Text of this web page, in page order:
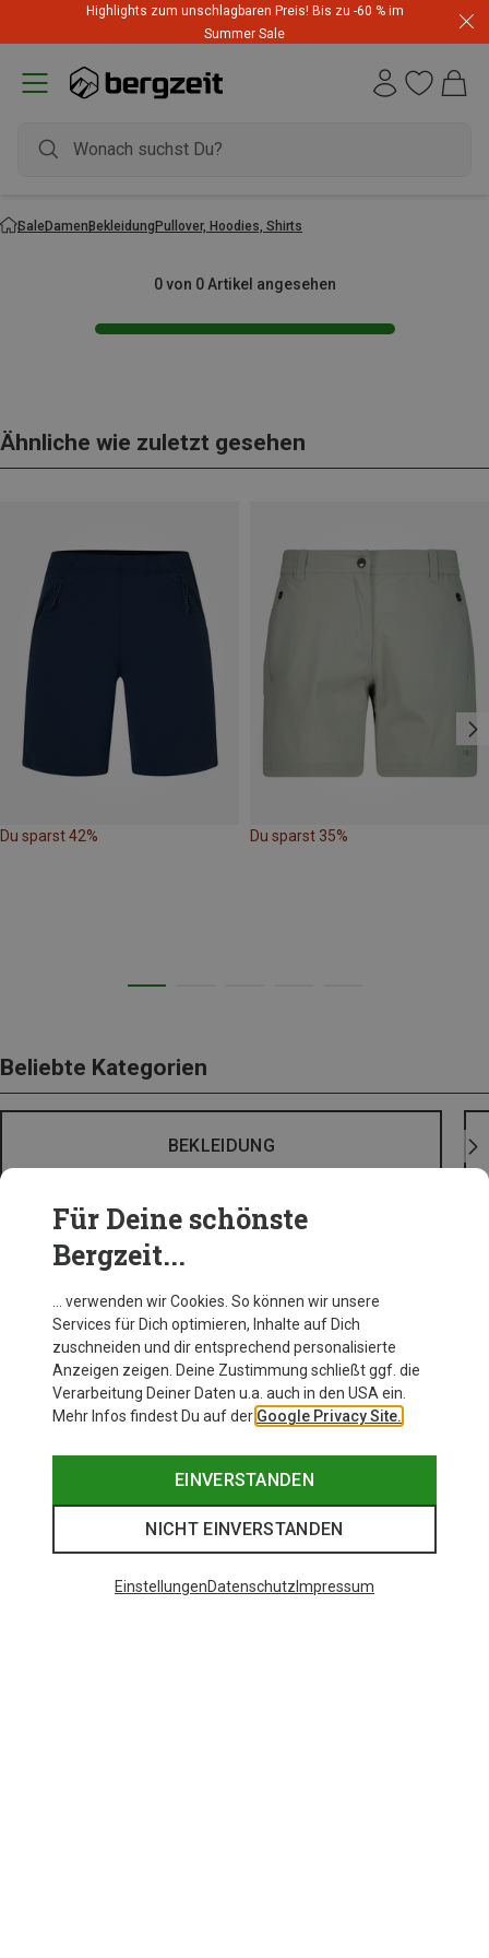
Highlights zum unschlagbaren Preis! Bis zu -60 % im
Summer Sale
SaleDamenBekleidungPullover, Hoodies, Shirts
0 von 0 Artikel angesehen
Ähnliche wie zuletzt gesehen
Du sparst 42% Du sparst 35%
Beliebte Kategorien
BEKLEIDUNG
Für Deine schönste
Bergzeit...
… verwenden wir Cookies. So können wir unsere
Services für Dich optimieren, Inhalte auf Dich
zuschneiden und dir entsprechend personalisierte
Anzeigen zeigen. Deine Zustimmung schließt ggf. die
Verarbeitung Deiner Daten u.a. auch in den USA ein.
Mehr Infos findest Du auf der Google Privacy Site.
EINVERSTANDEN
NICHT EINVERSTANDEN
EinstellungenDatenschutz Impressum